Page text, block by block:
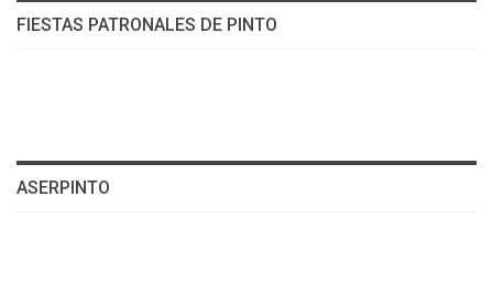
FIESTAS PATRONALES DE PINTO
ASERPINTO